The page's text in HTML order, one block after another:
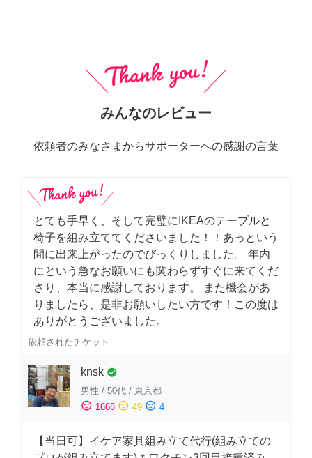
みんなのレビュー
依頼者のみなさまからサポーターへの感謝の言葉
とても手早く、そして完璧にIKEAのテーブルと
椅子を組み立ててくださいました！！あっという
間に出来上がったのでびっくりしました。 年内
にという急なお願いにも関わらずすぐに来てくだ
さり、本当に感謝しております。 また機会があ
りましたら、是非お願いしたい方です！この度は
ありがとうございました。
依頼されたチケット
knsk check_circle
男性 / 50代 / 東京都
sentiment_satisfied 1668 sentiment_neutral 49 sentiment_dissatisfied 4
【当日可】イケア家具組み立て代行(組み立ての